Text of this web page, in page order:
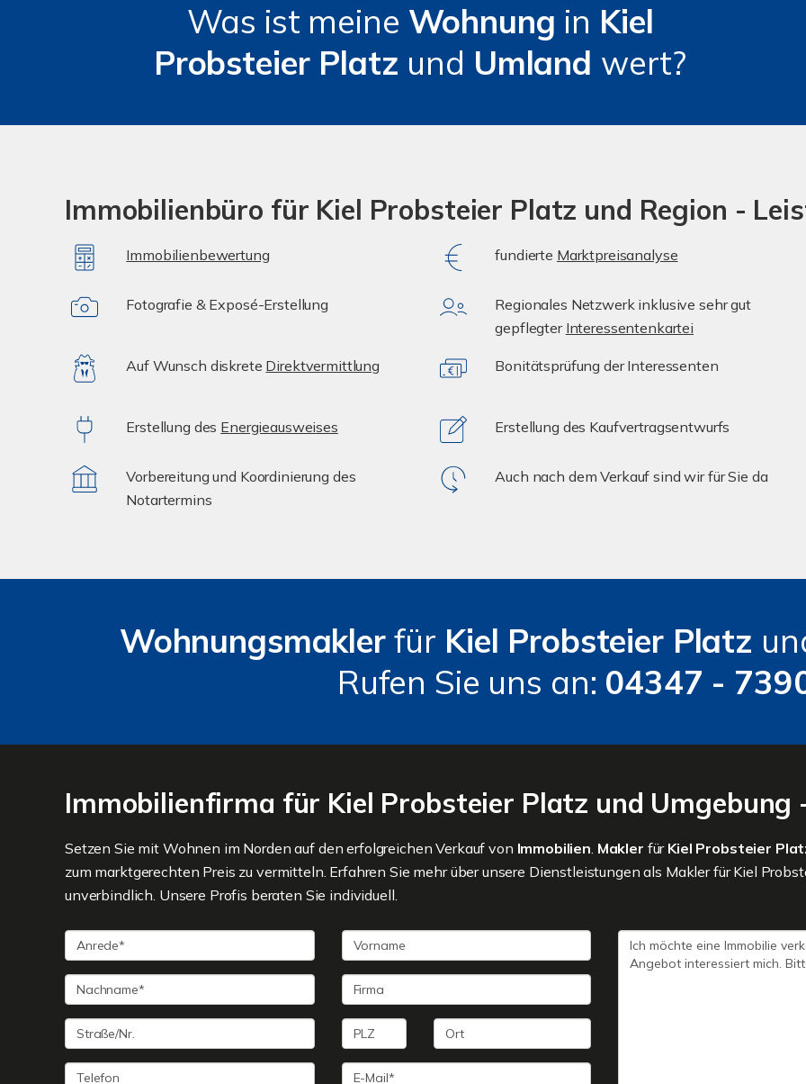
Was ist meine Wohnung in Kiel
Probsteier Platz und Umland wert?
Immobilienbüro für Kiel Probsteier Platz und Region -
Immobilienbewertung fundierte Marktpreisanalyse
Fotografie & Exposé-Erstellung
Regionales Netzwerk inklusive sehr gut
gepflegter Interessentenkartei
Auf Wunsch diskrete Direktvermittlung Bonitätsprüfung der Interessenten
Erstellung des Energieausweises Erstellung des Kaufvertragsentwurfs
Vorbereitung und Koordinierung des
Notartermins
Auch nach dem Verkauf sind wir für Sie da
Wohnungsmaklerfür Kiel Probsteier Platz
Rufen Sie uns an: 04347 -
Immobilienfirma für Kiel Probsteier Platz und Umgebung
Setzen Sie mit Wohnen im Norden auf den erfolgreichen Verkauf von Immobilien. Makler für Kiel Probsteier
zum marktgerechten Preis zu vermitteln. Erfahren Sie mehr über unsere Dienstleistungen als Makler für Kiel
unverbindlich. Unsere Profis beraten Sie individuell.